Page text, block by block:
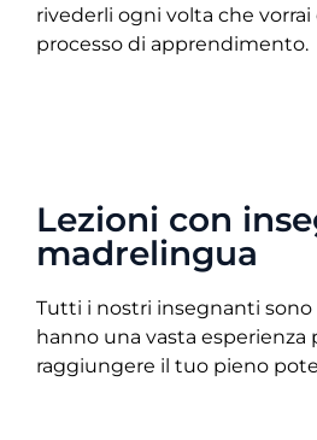
rivederli ogni volta che
processo di apprendimento.
Lezioni con
madrelingua
Tutti i nostri insegnanti
hanno una vasta esperienza
raggiungere il tuo pieno